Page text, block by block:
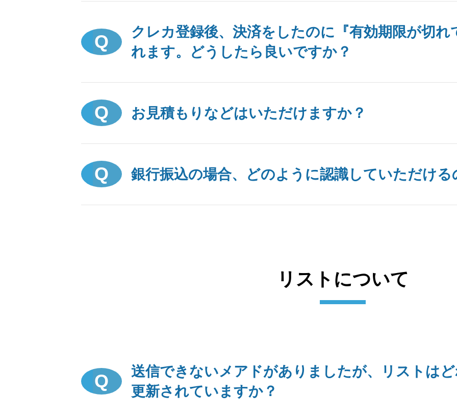
クレカ登録後、決済をしたのに『有効期限が切れ
れます。どうしたら良いですか？
お見積もりなどはいただけますか？
銀行振込の場合、どのように認識していただけ
リストについて
送信できないメアドがありましたが、リストは
更新されていますか？